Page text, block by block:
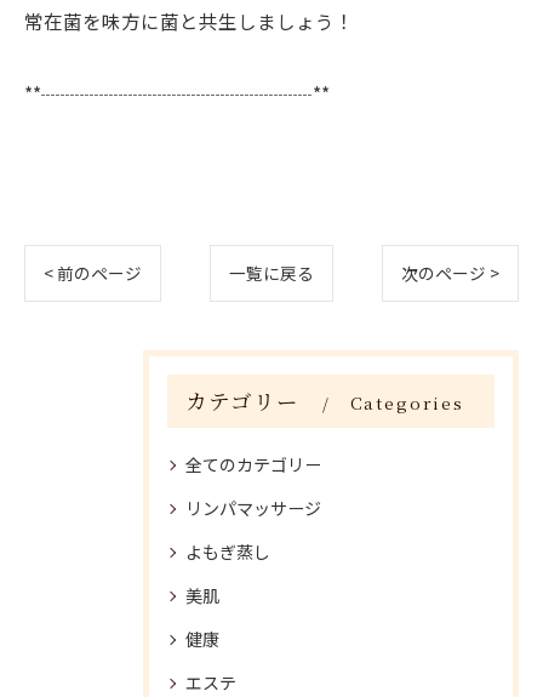
常在菌を味方に菌と共生しましょう！
**┈┈┈┈┈┈┈┈┈┈┈┈┈┈**
< 前のページ 一覧に戻る 次のページ >
カテゴリー Categories
全てのカテゴリー
リンパマッサージ
よもぎ蒸し
美肌
健康
エステ